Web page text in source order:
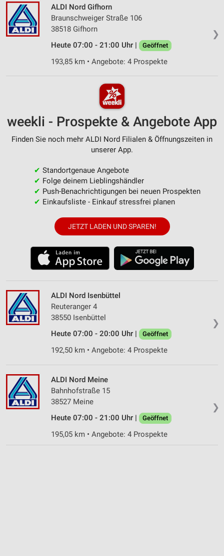
❯
ALDI Nord Gifhorn
Braunschweiger Straße 106
38518 Gifhorn
Heute 07:00 - 21:00 Uhr |
Geöffnet
193,85 km • Angebote: 4 Prospekte
weekli - Prospekte & Angebote App
Finden Sie noch mehr ALDI Nord Filialen & Öffnungszeiten in
unserer App.
✔ Standortgenaue Angebote
✔ Folge deinem Lieblingshändler
✔ Push-Benachrichtigungen bei neuen Prospekten
✔ Einkaufsliste - Einkauf stressfrei planen
JETZT LADEN UND SPAREN!
❯
ALDI Nord Isenbüttel
Reuteranger 4
38550 Isenbüttel
Heute 07:00 - 20:00 Uhr |
Geöffnet
192,50 km • Angebote: 4 Prospekte
❯
ALDI Nord Meine
Bahnhofstraße 15
38527 Meine
Heute 07:00 - 21:00 Uhr |
Geöffnet
195,05 km • Angebote: 4 Prospekte